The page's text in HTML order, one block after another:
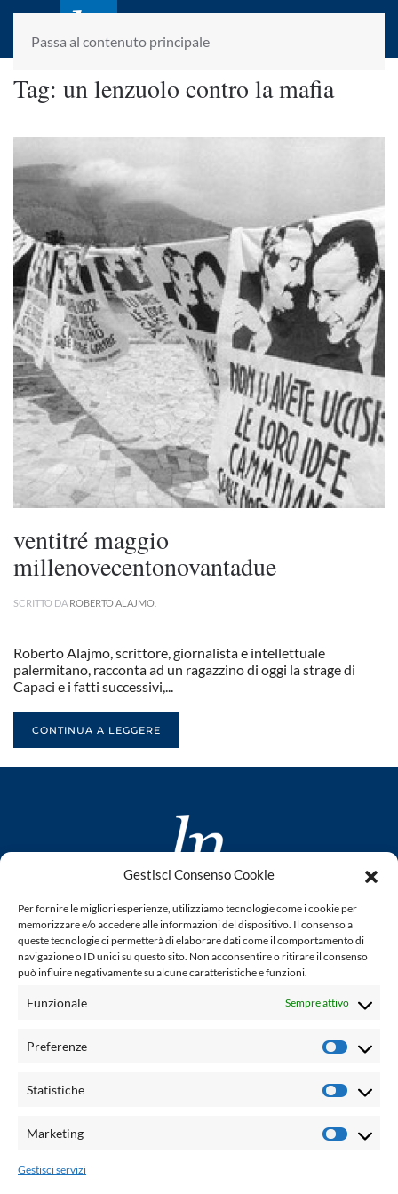
Gestisci Consenso Cookie
Per fornire le migliori esperienze, utilizziamo tecnologie come i cookie per
memorizzare e/o accedere alle informazioni del dispositivo. Il consenso a
queste tecnologie ci permetterà di elaborare dati come il comportamento di
navigazione o ID unici su questo sito. Non acconsentire o ritirare il consenso
può influire negativamente su alcune caratteristiche e funzioni.
Funzionale Sempre attivo
Preferenze
Statistiche
Marketing
Gestisci servizi
Passa al contenuto principale
laletteraturaenoi.it
fondato da Romano Luperini
Tag: un lenzuolo contro la mafia
ventitré maggio
millenovecentonovantadue
SCRITTO DA ROBERTO ALAJMO
Roberto Alajmo, scrittore, giornalista e intellettuale
palermitano, racconta ad un ragazzino di oggi la strage di
Capaci e i fatti successivi,...
CONTINUA A LEGGERE
www.laletteraturaenoi.it
fondato da Romano Luperini
Questo blog non rappresenta una testata giornalistica in
quanto viene aggiornato senza alcuna periodicità. Non può
legge n° 62 del 7.03.2001. L'autore non è responsabile per
email: